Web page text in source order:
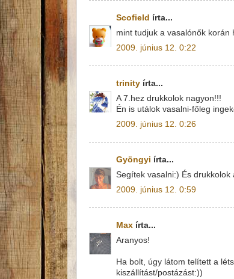
Scofield írta...
mint tudjuk a vasalónők
2009. június 12. 0:22
trinity írta...
A 7.hez drukkolok nagyon!!!
Én is utálok vasalni-főleg
2009. június 12. 0:26
Gyöngyi írta...
Segítek vasalni:) És
2009. június 12. 0:59
Max írta...
Aranyos!
Ha bolt, úgy látom telített a
kiszállítást/postázást:))